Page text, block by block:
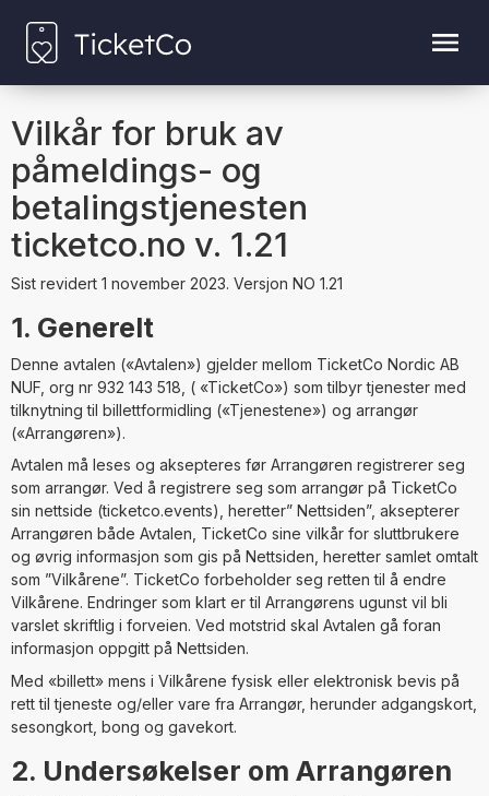
Vilkår for bruk av
påmeldings- og
betalingstjenesten
ticketco.no v. 1.21
Sist revidert 1 november 2023. Versjon NO 1.21
1. Generelt
Denne avtalen («Avtalen») gjelder mellom TicketCo Nordic AB
NUF, org nr 932 143 518, ( «TicketCo») som tilbyr tjenester med
tilknytning til billettformidling («Tjenestene») og arrangør
(«Arrangøren»).
Avtalen må leses og aksepteres før Arrangøren registrerer seg
som arrangør. Ved å registrere seg som arrangør på TicketCo
sin nettside (ticketco.events), heretter” Nettsiden”, aksepterer
Arrangøren både Avtalen, TicketCo sine vilkår for sluttbrukere
og øvrig informasjon som gis på Nettsiden, heretter samlet omtalt
som ”Vilkårene”. TicketCo forbeholder seg retten til å endre
Vilkårene. Endringer som klart er til Arrangørens ugunst vil bli
varslet skriftlig i forveien. Ved motstrid skal Avtalen gå foran
informasjon oppgitt på Nettsiden.
Med «billett» mens i Vilkårene fysisk eller elektronisk bevis på
rett til tjeneste og/eller vare fra Arrangør, herunder adgangskort,
sesongkort, bong og gavekort.
2. Undersøkelser om Arrangøren